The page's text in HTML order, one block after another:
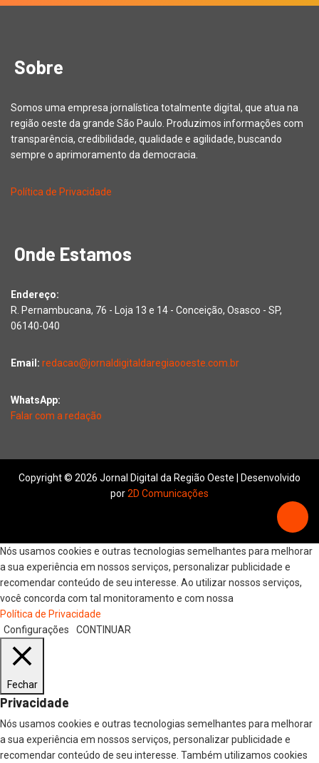
Sobre
Somos uma empresa jornalística totalmente digital, que atua na
região oeste da grande São Paulo. Produzimos informações com
transparência, credibilidade, qualidade e agilidade, buscando
sempre o aprimoramento da democracia.
Política de Privacidade
Onde Estamos
Endereço:
R. Pernambucana, 76 - Loja 13 e 14 - Conceição, Osasco - SP,
06140-040
Email: redacao@jornaldigitaldaregiaooeste.com.br
WhatsApp:
Falar com a redação
Copyright © 2026 Jornal Digital da Região Oeste | Desenvolvido
por2D Comunicações
Nós usamos cookies e outras tecnologias semelhantes para melhorar
a sua experiência em nossos serviços, personalizar publicidade e
recomendar conteúdo de seu interesse. Ao utilizar nossos serviços,
você concorda com tal monitoramento e com nossa
Política de Privacidade
Configurações
CONTINUAR
Fechar
Privacidade
Nós usamos cookies e outras tecnologias semelhantes para melhorar
a sua experiência em nossos serviços, personalizar publicidade e
recomendar conteúdo de seu interesse. Também utilizamos cookies